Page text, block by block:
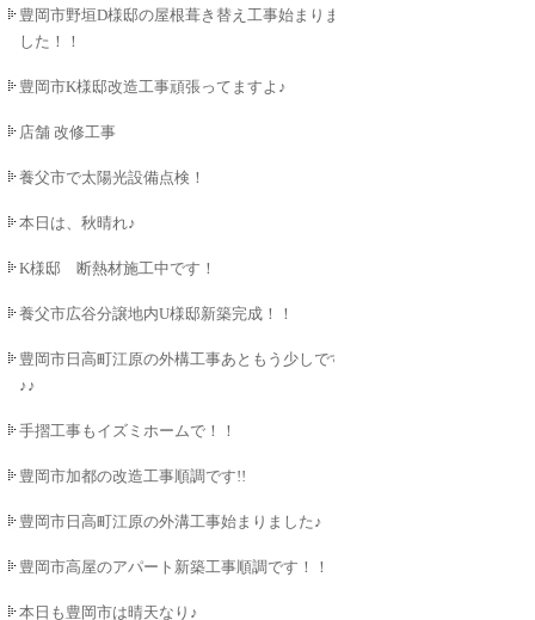
豊岡市野垣D様邸の屋根葺き替え工事始まりま
した！！
豊岡市K様邸改造工事頑張ってますよ♪
店舗 改修工事
養父市で太陽光設備点検！
本日は、秋晴れ♪
K様邸 断熱材施工中です！
養父市広谷分譲地内U様邸新築完成！！
豊岡市日高町江原の外構工事あともう少しです
♪♪
手摺工事もイズミホームで！！
豊岡市加都の改造工事順調です!!
豊岡市日高町江原の外溝工事始まりました♪
豊岡市高屋のアパート新築工事順調です！！
本日も豊岡市は晴天なり♪